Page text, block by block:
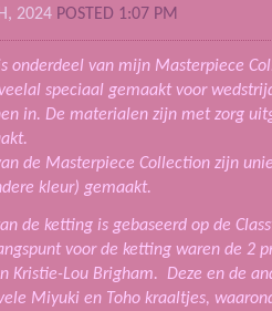
2024 POSTED 1:07 PM
onderdeel van mijn Masterpiece
speciaal gemaakt voor
in. De materialen zijn met zorg
de Masterpiece Collection zijn
kleur) gemaakt.
de ketting is gebaseerd op de
voor de ketting waren de 2
Kristie-Lou Brigham. Deze en de
Miyuki en Toho kraaltjes,